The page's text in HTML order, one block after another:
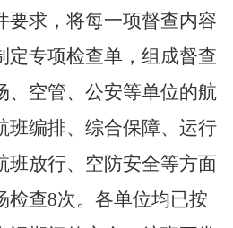
要求，将每一项督查内容
定专项检查单，组成督查
、空管、公安等单位的航
班编排、综合保障、运行
班放行、空防安全等方面
检查8次。各单位均已按